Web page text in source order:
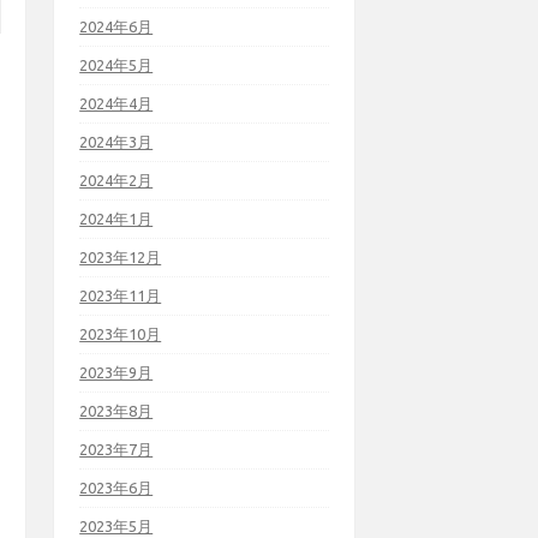
2024年6月
2024年5月
2024年4月
2024年3月
2024年2月
2024年1月
2023年12月
2023年11月
2023年10月
2023年9月
2023年8月
2023年7月
2023年6月
2023年5月